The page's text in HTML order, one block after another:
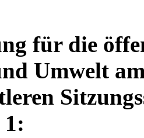
für die
Umwelt